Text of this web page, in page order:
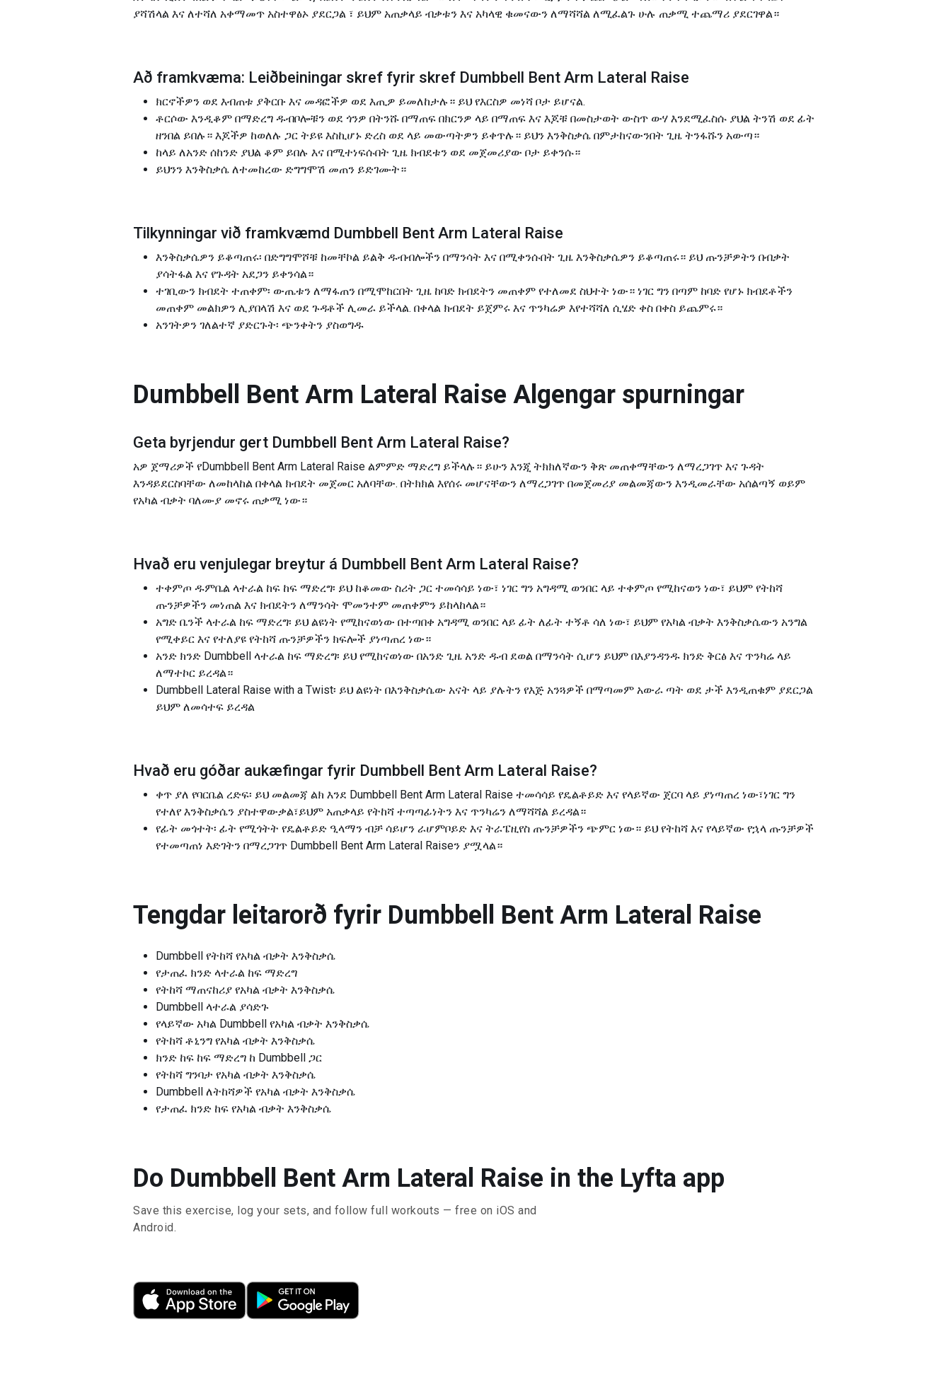
ያሻሽላል እና ለተሻለ አቀማመጥ አስተዋፅኦ ያደርጋል ፣ ይህም አጠቃላይ ብቃቱን እና አካላዊ ቁመናውን ለማሻሻል ለሚፈልጉ ሁሉ ጠቃሚ ተጨማሪ ያደርገዋል።
Að framkvæma: Leiðbeiningar skref fyrir skref Dumbbell Bent Arm Lateral Raise
ክርኖችዎን ወደ እብጠቱ ያቅርቡ እና መዳፎችዎ ወደ እጢዎ ይመለከታሉ። ይህ የእርስዎ መነሻ ቦታ ይሆናል.
ቶርሶው እንዲቆም በማድረግ ዱብቦሎቹን ወደ ጎንዎ በትንሹ በማጠፍ በክርንዎ ላይ በማጠፍ እና እጆቹ በመስታወት ውስጥ ውሃ እንደሚፈስሱ ያህል ትንሽ ወደ ፊት
ዘንበል ይበሉ። እጆችዎ ከወለሉ ጋር ትይዩ እስኪሆኑ ድረስ ወደ ላይ መውጣትዎን ይቀጥሉ። ይህን እንቅስቃሴ በምታከናውንበት ጊዜ ትንፋሹን አውጣ።
ከላይ ለአንድ ሰከንድ ያህል ቆም ይበሉ እና በሚተነፍሱበት ጊዜ ክብደቱን ወደ መጀመሪያው ቦታ ይቀንሱ።
ይህንን እንቅስቃሴ ለተመከረው ድግግሞሽ መጠን ይድገሙት።
Tilkynningar við framkvæmd Dumbbell Bent Arm Lateral Raise
እንቅስቃሴዎን ይቆጣጠሩ፡ በድግግሞሾቹ ከመቸኮል ይልቅ ዱብብሎችን በማንሳት እና በሚቀንሱበት ጊዜ እንቅስቃሴዎን ይቆጣጠሩ። ይህ ጡንቻዎትን በብቃት
ያሳትፋል እና የጉዳት አደጋን ይቀንሳል።
ተገቢውን ክብደት ተጠቀም፡ ውጤቱን ለማፋጠን በሚሞከርበት ጊዜ ከባድ ክብደትን መጠቀም የተለመደ ስህተት ነው። ነገር ግን በጣም ከባድ የሆኑ ክብደቶችን
መጠቀም መልክዎን ሊያበላሽ እና ወደ ጉዳቶች ሊመራ ይችላል. በቀላል ክብደት ይጀምሩ እና ጥንካሬዎ እየተሻሻለ ሲሄድ ቀስ በቀስ ይጨምሩ።
አንገትዎን ገለልተኛ ያድርጉት፡ ጭንቀትን ያስወግዱ
Dumbbell Bent Arm Lateral Raise Algengar spurningar
Geta byrjendur gert Dumbbell Bent Arm Lateral Raise?
አዎ ጀማሪዎች የDumbbell Bent Arm Lateral Raise ልምምድ ማድረግ ይችላሉ። ይሁን እንጂ ትክክለኛውን ቅጽ መጠቀማቸውን ለማረጋገጥ እና ጉዳት
እንዳይደርስባቸው ለመከላከል በቀላል ክብደት መጀመር አለባቸው. በትክክል እየሰሩ መሆናቸውን ለማረጋገጥ በመጀመሪያ መልመጃውን እንዲመራቸው አሰልጣኝ ወይም
የአካል ብቃት ባለሙያ መኖሩ ጠቃሚ ነው።
Hvað eru venjulegar breytur á Dumbbell Bent Arm Lateral Raise?
ተቀምጦ ዱምቤል ላተራል ከፍ ከፍ ማድረግ፡ ይህ ከቆመው ስሪት ጋር ተመሳሳይ ነው፣ ነገር ግን አግዳሚ ወንበር ላይ ተቀምጦ የሚከናወን ነው፣ ይህም የትከሻ
ጡንቻዎችን መነጠል እና ክብደትን ለማንሳት ሞመንተም መጠቀምን ይከላከላል።
አግድ ቤንች ላተራል ከፍ ማድረግ፡ ይህ ልዩነት የሚከናወነው በተጣበቀ አግዳሚ ወንበር ላይ ፊት ለፊት ተኝቶ ሳለ ነው፣ ይህም የአካል ብቃት እንቅስቃሴውን አንግል
የሚቀይር እና የተለያዩ የትከሻ ጡንቻዎችን ክፍሎች ያነጣጠረ ነው።
አንድ ክንድ Dumbbell ላተራል ከፍ ማድረግ፡ ይህ የሚከናወነው በአንድ ጊዜ አንድ ዱብ ደወል በማንሳት ሲሆን ይህም በእያንዳንዱ ክንድ ቅርፅ እና ጥንካሬ ላይ
ለማተኮር ይረዳል።
Dumbbell Lateral Raise with a Twist፡ ይህ ልዩነት በእንቅስቃሴው አናት ላይ ያሉትን የእጅ አንጓዎች በማጣመም አውራ ጣት ወደ ታች እንዲጠቁም ያደርጋል
ይህም ለመሳተፍ ይረዳል
Hvað eru góðar aukæfingar fyrir Dumbbell Bent Arm Lateral Raise?
ቀጥ ያለ የባርቤል ረድፍ፡ ይህ መልመጃ ልክ እንደ Dumbbell Bent Arm Lateral Raise ተመሳሳይ የዴልቶይድ እና የላይኛው ጀርባ ላይ ያነጣጠረ ነው፣ነገር ግን
የተለየ እንቅስቃሴን ያስተዋውቃል፣ይህም አጠቃላይ የትከሻ ተጣጣፊነትን እና ጥንካሬን ለማሻሻል ይረዳል።
የፊት መጎተት፡ ፊት የሚጎትት የዴልቶይድ ዒላማን ብቻ ሳይሆን ራሆምቦይድ እና ትራፔዚየስ ጡንቻዎችን ጭምር ነው። ይህ የትከሻ እና የላይኛው የኋላ ጡንቻዎች
የተመጣጠነ እድገትን በማረጋገጥ Dumbbell Bent Arm Lateral Raiseን ያሟላል።
Tengdar leitarorð fyrir Dumbbell Bent Arm Lateral Raise
Dumbbell የትከሻ የአካል ብቃት እንቅስቃሴ
የታጠፈ ክንድ ላተራል ከፍ ማድረግ
የትከሻ ማጠናከሪያ የአካል ብቃት እንቅስቃሴ
Dumbbell ላተራል ያሳድጉ
የላይኛው አካል Dumbbell የአካል ብቃት እንቅስቃሴ
የትከሻ ቶኒንግ የአካል ብቃት እንቅስቃሴ
ክንድ ከፍ ከፍ ማድረግ ከ Dumbbell ጋር
የትከሻ ግንባታ የአካል ብቃት እንቅስቃሴ
Dumbbell ለትከሻዎች የአካል ብቃት እንቅስቃሴ
የታጠፈ ክንድ ከፍ የአካል ብቃት እንቅስቃሴ
Do Dumbbell Bent Arm Lateral Raise in the Lyfta app
Save this exercise, log your sets, and follow full workouts — free on iOS and
Android.